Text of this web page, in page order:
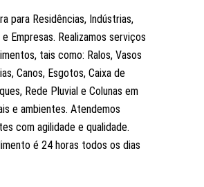
para Residências, Indústrias,
Empresas. Realizamos serviços
tais como: Ralos, Vasos
Canos, Esgotos, Caixa de
Rede Pluvial e Colunas em
e ambientes. Atendemos
com agilidade e qualidade.
é 24 horas todos os dias